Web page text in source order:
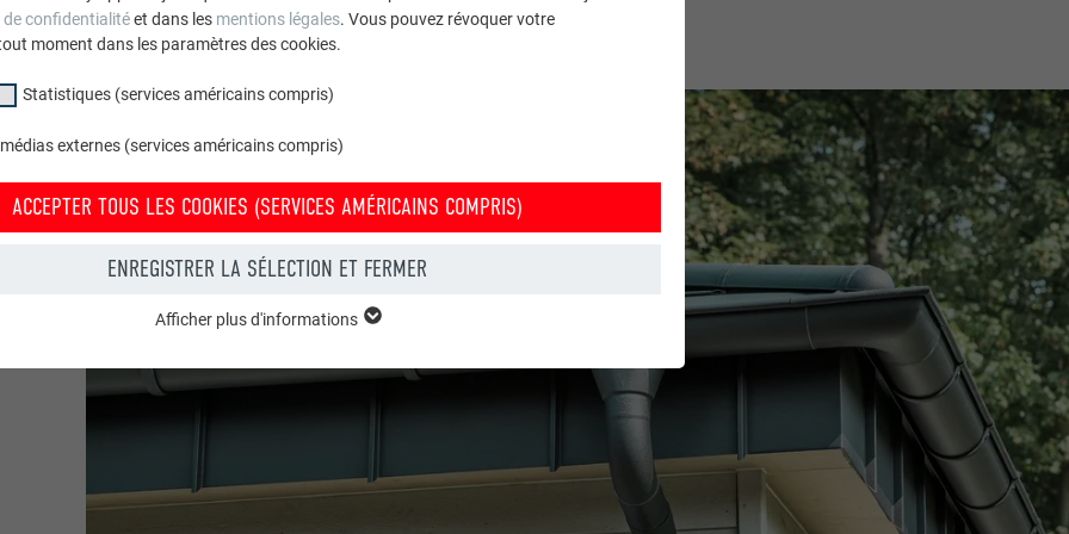
confidentialitéet dans les mentions légales. Vous pouvez révoquer votre
moment dans les paramètres des cookies.
Statistiques (services américains compris)
externes (services américains compris)
ACCEPTER TOUS LES COOKIES (SERVICES AMÉRICAINS COMPRIS)
ENREGISTRER LA SÉLECTION ET FERMER
le site Internet fonctionne correctement.
AMÉRICAINS COMPRIS)
(services américains compris) » nous aident à comprendre comment le site
Afficher plus d'informations